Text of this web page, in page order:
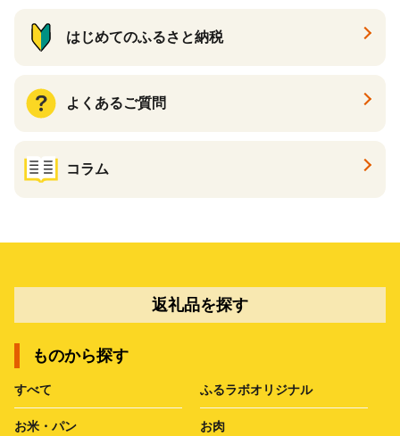
はじめてのふるさと納税
よくあるご質問
コラム
返礼品を探す
ものから探す
すべて ふるラボオリジナル
お米・パン お肉